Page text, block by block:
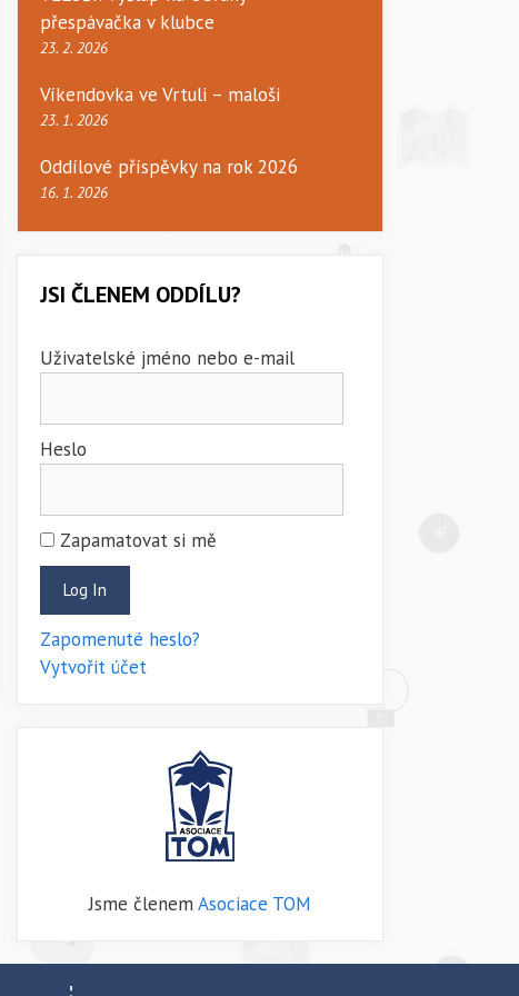
přespávačka v klubce
23. 2. 2026
Víkendovka ve Vrtuli – maloši
23. 1. 2026
Oddílové příspěvky na rok 2026
16. 1. 2026
JSI ČLENEM ODDÍLU?
Uživatelské jméno nebo e-mail
Heslo
Zapamatovat si mě
Zapomenuté heslo?
Vytvořit účet
Jsme členem Asociace TOM